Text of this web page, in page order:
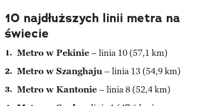
10 najdłuższych linii metra na
świecie
Metro w Pekinie– linia 10 (57,1 km)
Metro w Szanghaju– linia 13 (54,9 km)
Metro w Kantonie– linia 8 (52,4 km)